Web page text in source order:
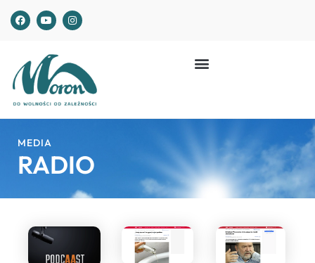
MEDIA
RADIO